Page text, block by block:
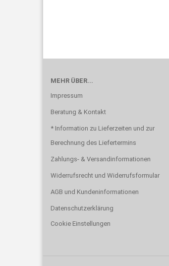
MEHR ÜBER...
Impressum
Beratung & Kontakt
* Information zu Lieferzeiten und zur
Berechnung des Liefertermins
Zahlungs- & Versandinformationen
Widerrufsrecht und Widerrufsformular
AGB und Kundeninformationen
Datenschutzerklärung
Cookie Einstellungen